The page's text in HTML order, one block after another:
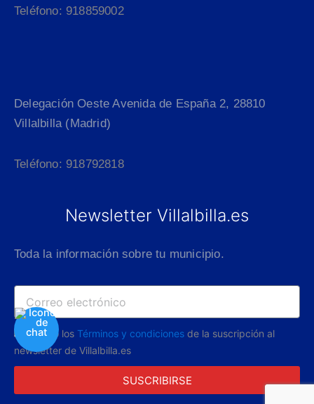
Teléfono: 918859002
Delegación Oeste Avenida de España 2, 28810
Villalbilla (Madrid)
Teléfono: 918792818
Newsletter Villalbilla.es
Toda la información sobre tu municipio.
Acepto los Términos y condiciones de la suscripción al
newsletter de Villalbilla.es
SUSCRIBIRSE